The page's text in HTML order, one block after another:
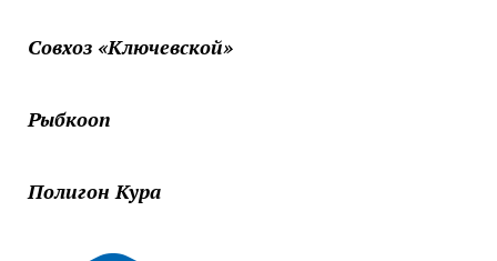
Совхоз «Ключевской»
Рыбкооп
Полигон Кура